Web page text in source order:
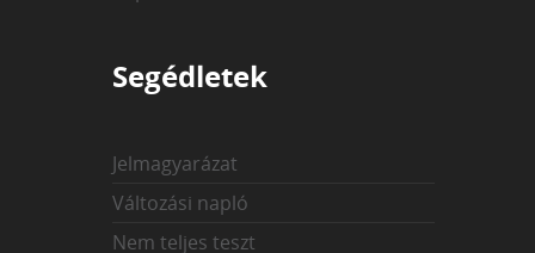
Segédletek
Jelmagyarázat
Változási napló
Nem teljes teszt